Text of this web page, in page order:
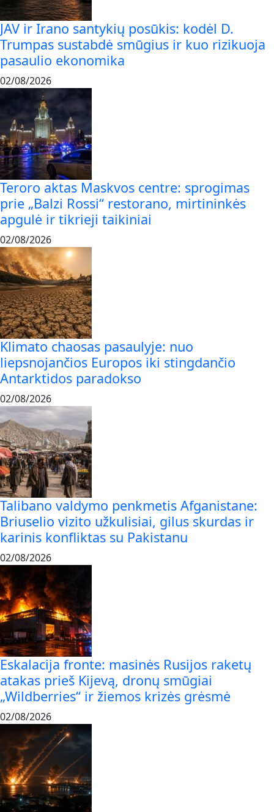
JAV ir Irano santykių posūkis: kodėl D.
Trumpas sustabdė smūgius ir kuo rizikuoja
pasaulio ekonomika
02/08/2026
Teroro aktas Maskvos centre: sprogimas
prie „Balzi Rossi“ restorano, mirtininkės
apgulė ir tikrieji taikiniai
02/08/2026
Klimato chaosas pasaulyje: nuo
liepsnojančios Europos iki stingdančio
Antarktidos paradokso
02/08/2026
Talibano valdymo penkmetis Afganistane:
Briuselio vizito užkulisiai, gilus skurdas ir
karinis konfliktas su Pakistanu
02/08/2026
Eskalacija fronte: masinės Rusijos raketų
atakas prieš Kijevą, dronų smūgiai
„Wildberries“ ir žiemos krizės grėsmė
02/08/2026